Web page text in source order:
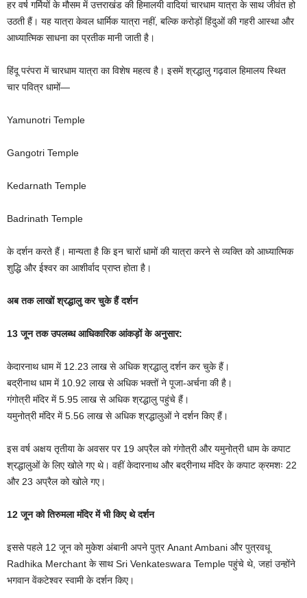
हर वर्ष गर्मियों के मौसम में उत्तराखंड की हिमालयी वादियां चारधाम यात्रा के साथ जीवंत हो
उठती हैं। यह यात्रा केवल धार्मिक यात्रा नहीं, बल्कि करोड़ों हिंदुओं की गहरी आस्था और
आध्यात्मिक साधना का प्रतीक मानी जाती है।
हिंदू परंपरा में चारधाम यात्रा का विशेष महत्व है। इसमें श्रद्धालु गढ़वाल हिमालय स्थित
चार पवित्र धामों—
Yamunotri Temple
Gangotri Temple
Kedarnath Temple
Badrinath Temple
के दर्शन करते हैं। मान्यता है कि इन चारों धामों की यात्रा करने से व्यक्ति को आध्यात्मिक
शुद्धि और ईश्वर का आशीर्वाद प्राप्त होता है।
अब तक लाखों श्रद्धालु कर चुके हैं दर्शन
13 जून तक उपलब्ध आधिकारिक आंकड़ों के अनुसार:
केदारनाथ धाम में 12.23 लाख से अधिक श्रद्धालु दर्शन कर चुके हैं।
बद्रीनाथ धाम में 10.92 लाख से अधिक भक्तों ने पूजा-अर्चना की है।
गंगोत्री मंदिर में 5.95 लाख से अधिक श्रद्धालु पहुंचे हैं।
यमुनोत्री मंदिर में 5.56 लाख से अधिक श्रद्धालुओं ने दर्शन किए हैं।
इस वर्ष अक्षय तृतीया के अवसर पर 19 अप्रैल को गंगोत्री और यमुनोत्री धाम के कपाट
श्रद्धालुओं के लिए खोले गए थे। वहीं केदारनाथ और बद्रीनाथ मंदिर के कपाट क्रमशः 22
और 23 अप्रैल को खोले गए।
12 जून को तिरुमला मंदिर में भी किए थे दर्शन
इससे पहले 12 जून को मुकेश अंबानी अपने पुत्र Anant Ambani और पुत्रवधू
Radhika Merchant के साथ Sri Venkateswara Temple पहुंचे थे, जहां उन्होंने
भगवान वेंकटेश्वर स्वामी के दर्शन किए।